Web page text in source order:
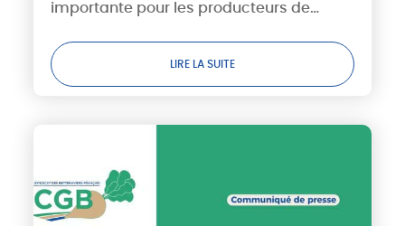
importante pour les producteurs de
de l’eau et moyens de production et en
réduisant certaines distorsions...
LIRE LA SUITE